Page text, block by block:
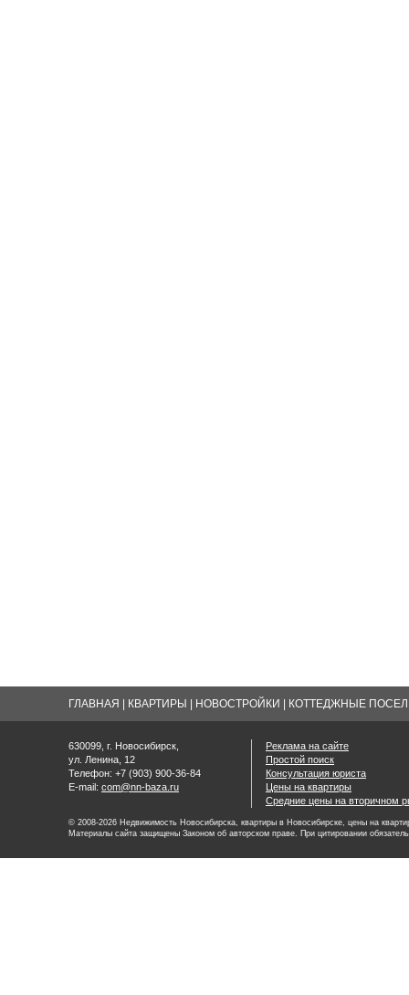
ГЛАВНАЯ КВАРТИРЫ НОВОСТРОЙКИ КОТТЕДЖНЫЕ
630099, г. Новосибирск,
ул. Ленина, 12
Телефон: +7 (903) 900-36-84
E-mail: com@nn-baza.ru
Реклама на сайте
Простой поиск
Консультация юриста
Цены на квартиры
Средние цены на вторичном
© 2008-2026 Недвижимость Новосибирска, квартиры в Новосибирске, цены на
Материалы сайта защищены Законом об авторском праве. При цитировании